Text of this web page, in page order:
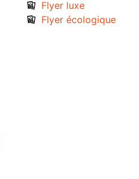
Flyer luxe
Flyer écologique